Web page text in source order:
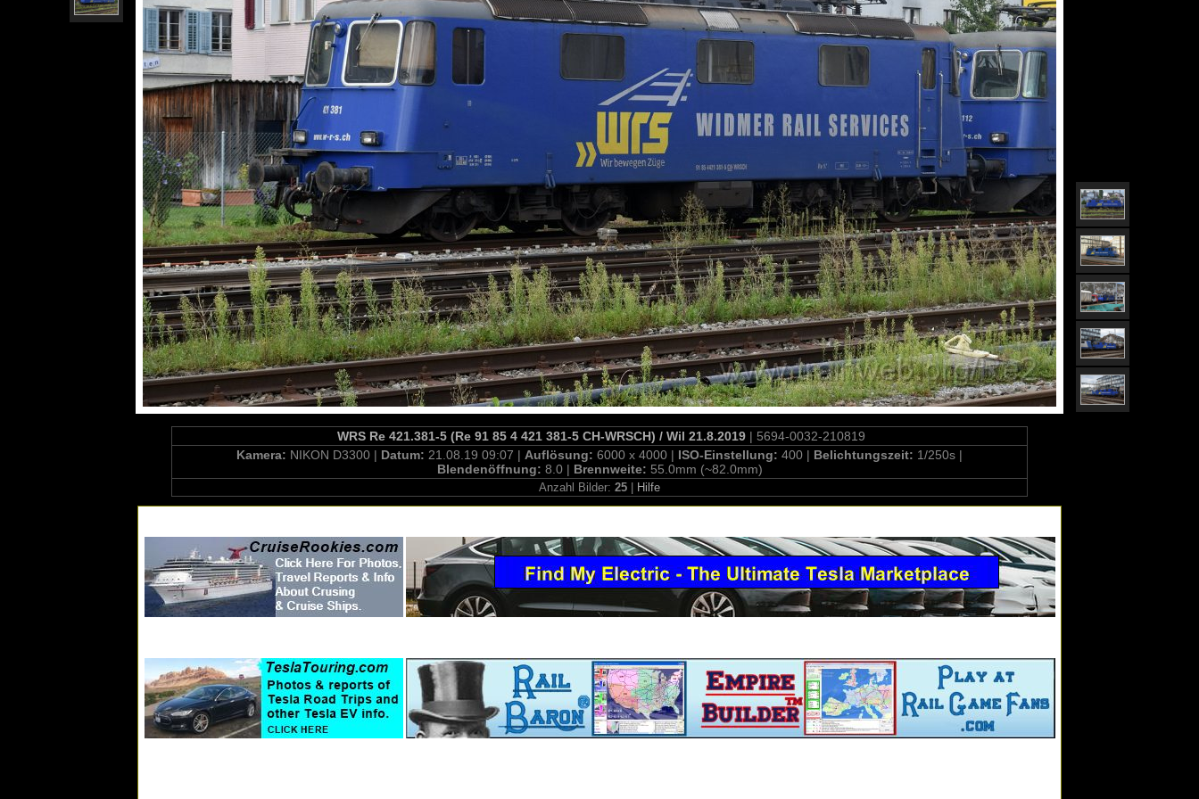
WRS Re 421.381-5 (Re 91 85 4 421 381-5 CH-WRSCH) / Wil 21.8.2019 | 5694-0032-210819
Kamera: NIKON D3300 | Datum: 21.08.19 09:07 | Auflösung: 6000 x 4000 | ISO-Einstellung: 400 | Belichtungszeit: 1/250s |
Blendenöffnung: 8.0 | Brennweite: 55.0mm (~82.0mm)
Anzahl Bilder: 25 Hilfe